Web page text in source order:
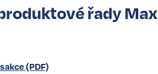
řady Max
(PDF)